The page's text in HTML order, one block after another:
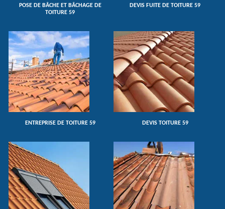
POSE DE BÂCHE ET BÂCHAGE DE
TOITURE 59
DEVIS FUITE DE TOITURE 59
ENTREPRISE DE TOITURE 59 DEVIS TOITURE 59